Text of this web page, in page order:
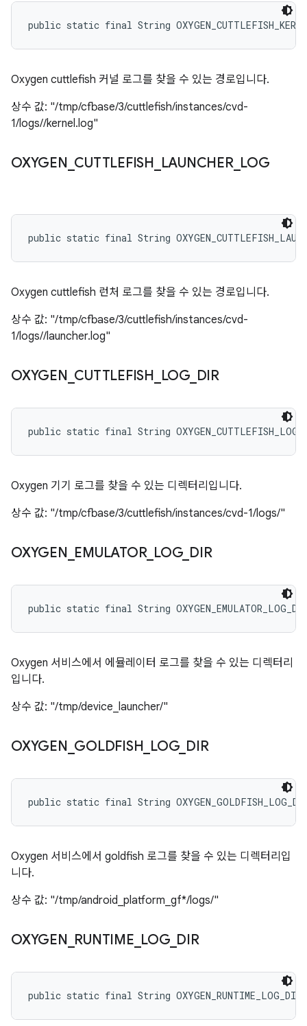
public static final String
Oxygen cuttlefish 커널 로그를 찾을 수 있는 경로입니다.
상수 값: "/tmp/cfbase/3/cuttlefish/instances/cvd-
1/logs//kernel.log"
OXYGEN CUTTLEFISH LAUNCHER_ LOG
public static final String
Oxygen cuttlefish 런처 로그를 찾을 수 있는 경로입니다.
상수 값: "/tmp/cfbase/3/cuttlefish/instances/cvd-
1/logs//launcher.log"
OXYGEN CUTTLEFISH LOG_ DIR
public static final String
Oxygen 기기 로그를 찾을 수 있는 디렉터리입니다.
상수 값: "/tmp/cfbase/3/cuttlefish/instances/cvd-1/logs/"
OXYGEN EMULATOR_ LOG_ DIR
public static final String
Oxygen 서비스에서 에뮬레이터 로그를 찾을 수 있는 디렉터리
입니다.
상수 값: "/tmp/device_launcher/"
OXYGEN GOLDFISH LOG_ DIR
public static final String
Oxygen 서비스에서 goldfish 로그를 찾을 수 있는 디렉터리입
니다.
상수 값: "/tmp/android_platform_gf*/logs/"
OXYGEN RUNTIME LOG_ DIR
public static final String OXYGEN_RUNTIME_LOG_DIR